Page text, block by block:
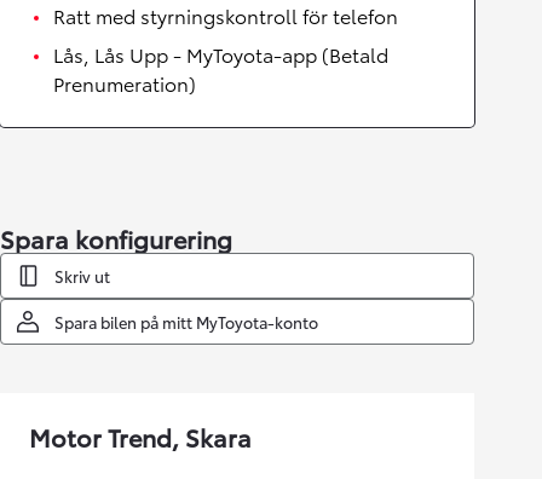
Ratt med styrningskontroll för telefon
Lås, Lås Upp - MyToyota-app (Betald
Prenumeration)
Spara konfigurering
Skriv ut
Spara bilen på mitt MyToyota-konto
Motor Trend, Skara